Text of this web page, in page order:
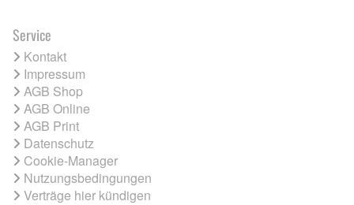
Service
Kontakt
Impressum
AGB Shop
AGB Online
AGB Print
Datenschutz
Cookie-Manager
Nutzungsbedingungen
Verträge hier kündigen